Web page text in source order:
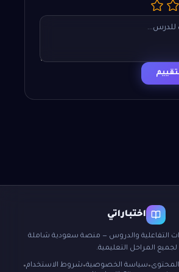
اختباراتي
التفاعلية والدروس — منصة سعودية شاملة
لجميع المراحل التعليمية.
● سياسة الخصوصية● شروط الاستخدام●